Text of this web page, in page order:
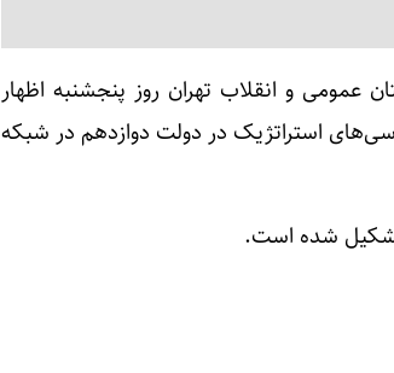
عمومی و انقلاب تهران روز پنجشنبه اظهار
استراتژیک در دولت دوازدهم در شبکه
تشکیل شده است.